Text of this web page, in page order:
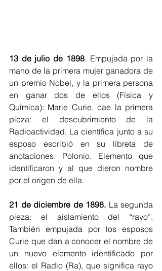
13 de julio de 1898. Empujada por la
mano de la primera mujer ganadora de
un premio Nobel, y la primera persona
en ganar dos de ellos (Física y
Química): Marie Curie, cae la primera
pieza: el descubrimiento de la
Radioactividad. La científica junto a su
esposo escribió en su libreta de
anotaciones: Polonio. Elemento que
identificaron y al que dieron nombre
por el origen de ella.
21 de diciembre de 1898. La segunda
pieza: el aislamiento del “rayo”.
También empujada por los esposos
Curie que dan a conocer el nombre de
un nuevo elemento identificado por
ellos: el Radio (Ra), que significa rayo